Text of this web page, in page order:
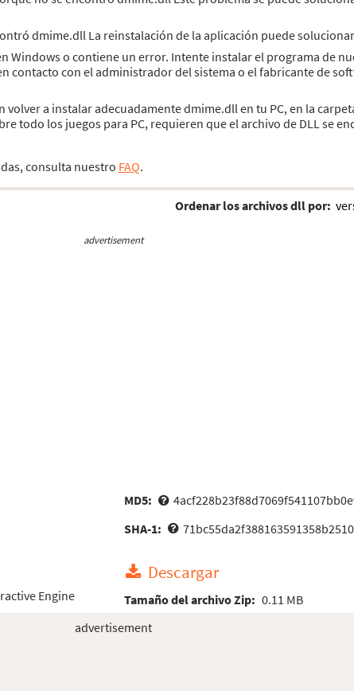
dmime.dll La reinstalación de la aplicación puede
Windows o contiene un error. Intente instalar el programa de
contacto con el administrador del sistema o el fabricante de
volver a instalar adecuadamente dmime.dll en tu PC, en la
todo los juegos para PC, requieren que el archivo de DLL se
consulta nuestro FAQ.
Ordenar los archivos dll por:
advertisement
Engine
MD5:
SHA-1:
Descargar
Tamaño del archivo Zip: 0.11 MB
advertisement